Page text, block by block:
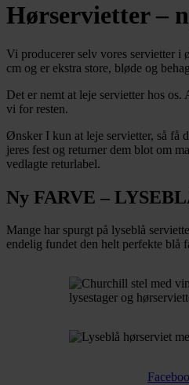
Hørservietter –
Vi producerer selv vores servietter i
cm og er ekstra store, bløde og
Det er nemt at leje servietter hos os.
vi for resten.
Ønsker I kun at leje servietter, så få
jeres fest og returner dem blot om
vedlagte returlabel.
Ny FARVE –
Mange har spurgt på lyseblå
endelig fundet den helt perfekte blå